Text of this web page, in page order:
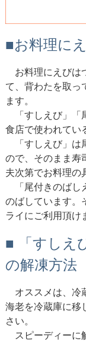
■お料理に
お料理にえびは
て、背わたを取
ます。
「すしえび」
食店で使われてい
「すしえび」
ので、そのまま寿
夫次第でお料理の
「尾付きのば
のばしています。
ライにご利用頂け
■ 「すしえ
の解凍方法
オススメは、冷
海老を冷蔵庫に移
さい。
スピーディーに